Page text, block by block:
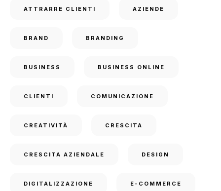
ATTRARRE CLIENTI AZIENDE
BRAND BRANDING
BUSINESS BUSINESS ONLINE
CLIENTI COMUNICAZIONE
CREATIVITÀ CRESCITA
CRESCITA AZIENDALE DESIGN
DIGITALIZZAZIONE E-COMMERCE